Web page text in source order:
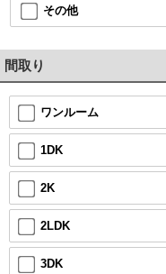
その他
間取り
ワンルーム
1DK
2K
2LDK
3DK